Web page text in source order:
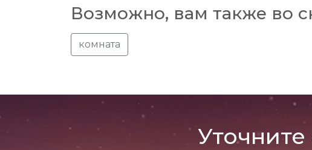
Возможно, вам также во
комната